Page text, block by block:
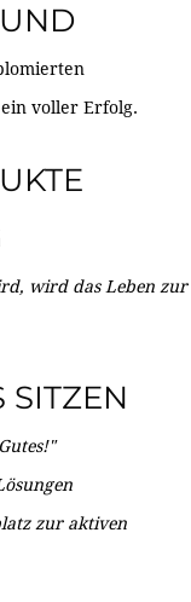
voller Erfolg.
wird das Leben zur
SITZEN
zur aktiven